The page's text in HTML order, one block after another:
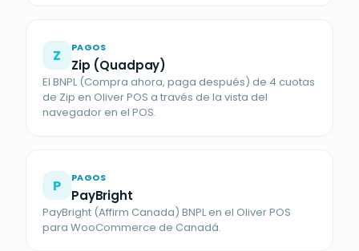
Z PAGOS
Zip (Quadpay)
El BNPL (Compra ahora, paga después) de 4 cuotas
de Zip en Oliver POS a través de la vista del
navegador en el POS.
P PAGOS
PayBright
PayBright (Affirm Canada) BNPL en el Oliver POS
para WooCommerce de Canadá.